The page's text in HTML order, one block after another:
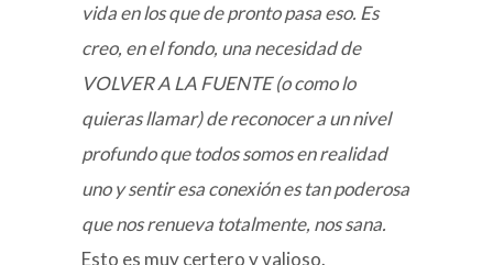
vida en los que de pronto pasa eso. Es
creo, en el fondo, una necesidad de
VOLVER A LA FUENTE (o como lo
quieras llamar) de reconocer a un nivel
profundo que todos somos en realidad
uno y sentir esa conexión es tan poderosa
que nos renueva totalmente, nos sana.
Esto es muy certero y valioso.